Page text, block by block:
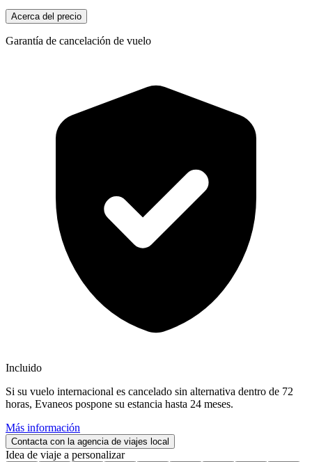
Acerca del precio
Garantía de cancelación de vuelo
Incluido
Si su vuelo internacional es cancelado sin alternativa dentro de 72
horas, Evaneos pospone su estancia hasta 24 meses.
Más información
Contacta con la agencia de viajes local
Idea de viaje a personalizar